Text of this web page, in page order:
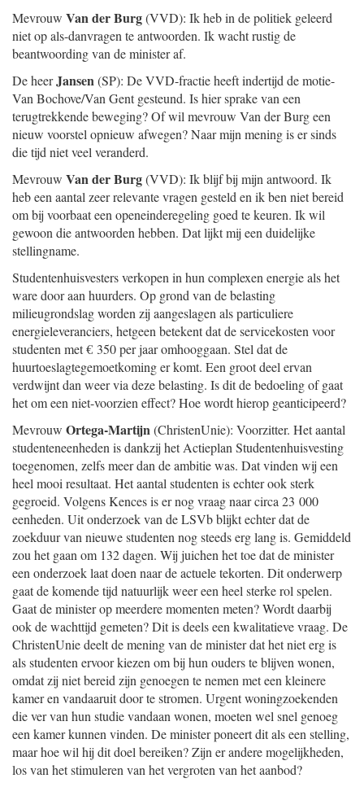
Mevrouw Van der Burg(VVD): Ik heb in de politiek geleerd
niet op als-danvragen te antwoorden. Ik wacht rustig de
beantwoording van de minister af.
De heerJansen(SP): De VVD-fractie heeft indertijd de motie-
Van Bochove/Van Gent gesteund. Is hier sprake van een
terugtrekkende beweging? Of wil mevrouw Van der Burg een
nieuw voorstel opnieuw afwegen? Naar mijn mening is er sinds
die tijd niet veel veranderd.
Mevrouw Van der Burg(VVD): Ik blijf bij mijn antwoord. Ik
heb een aantal zeer relevante vragen gesteld en ik ben niet bereid
om bij voorbaat een openeinderegeling goed te keuren. Ik wil
gewoon die antwoorden hebben. Dat lijkt mij een duidelijke
stellingname.
Studentenhuisvesters verkopen in hun complexen energie als het
ware door aan huurders. Op grond van de belasting
milieugrondslag worden zij aangeslagen als particuliere
energieleveranciers, hetgeen betekent dat de servicekosten voor
studenten met € 350 per jaar omhooggaan. Stel dat de
huurtoeslagtegemoetkoming er komt. Een groot deel ervan
verdwijnt dan weer via deze belasting. Is dit de bedoeling of gaat
het om een niet-voorzien effect? Hoe wordt hierop geanticipeerd?
Mevrouw Ortega-Martijn(ChristenUnie): Voorzitter. Het aantal
studenteneenheden is dankzij het Actieplan Studentenhuisvesting
toegenomen, zelfs meer dan de ambitie was. Dat vinden wij een
heel mooi resultaat. Het aantal studenten is echter ook sterk
gegroeid. Volgens Kences is er nog vraag naar circa 23 000
eenheden. Uit onderzoek van de LSVb blijkt echter dat de
zoekduur van nieuwe studenten nog steeds erg lang is. Gemiddeld
zou het gaan om 132 dagen. Wij juichen het toe dat de minister
een onderzoek laat doen naar de actuele tekorten. Dit onderwerp
gaat de komende tijd natuurlijk weer een heel sterke rol spelen.
Gaat de minister op meerdere momenten meten? Wordt daarbij
ook de wachttijd gemeten? Dit is deels een kwalitatieve vraag. De
ChristenUnie deelt de mening van de minister dat het niet erg is
als studenten ervoor kiezen om bij hun ouders te blijven wonen,
omdat zij niet bereid zijn genoegen te nemen met een kleinere
kamer en vandaaruit door te stromen. Urgent woningzoekenden
die ver van hun studie vandaan wonen, moeten wel snel genoeg
een kamer kunnen vinden. De minister poneert dit als een stelling,
maar hoe wil hij dit doel bereiken? Zijn er andere mogelijkheden,
los van het stimuleren van het vergroten van het aanbod?